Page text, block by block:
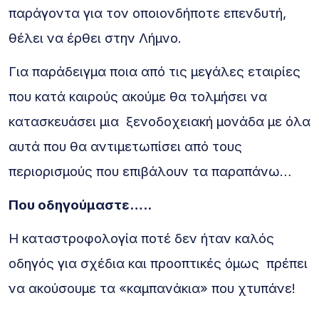
παράγοντα για τον οποιονδήποτε επενδυτή,
θέλει να έρθει στην Λήμνο.
Για παράδειγμα ποια από τις μεγάλες εταιρίες
που κατά καιρούς ακούμε θα τολμήσει να
κατασκευάσει μια ξενοδοχειακή μονάδα με όλα
αυτά που θα αντιμετωπίσει από τους
περιορισμούς που επιβάλουν τα παραπάνω…
Που οδηγούμαστε…..
Η καταστροφολογία ποτέ δεν ήταν καλός
οδηγός για σχέδια και προοπτικές όμως πρέπει
να ακούσουμε τα «καμπανάκια» που χτυπάνε!